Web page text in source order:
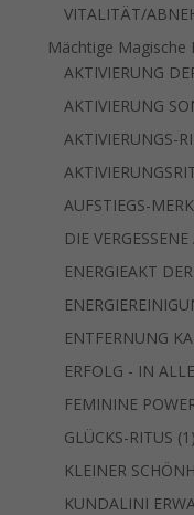
VITALITÄT/
Mächtige Magische
AKTIVIERUNG
AKTIVIERUNG
AKTIVIERUNGS-
AUFSTIEGS-
DIE
ENERGIEAKT
ENTFERNUNG
ERFOLG - IN
FEMININE
GLÜCKS-RITUS 1 1
KLEINER
KUNDALINI